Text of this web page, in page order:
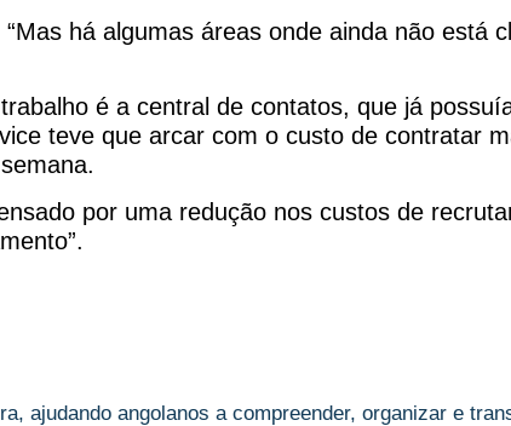
há algumas áreas onde ainda não está
é a central de contatos, que já
teve que arcar com o custo de contratar
por uma redução nos custos de
ajudando angolanos a compreender, organizar e